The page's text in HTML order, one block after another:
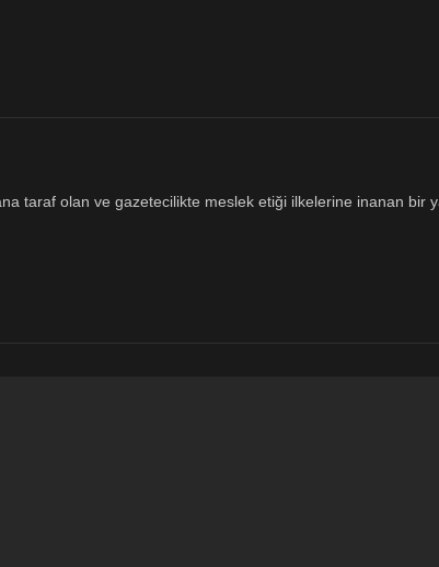
taraf olan ve gazetecilikte meslek etiği ilkelerine inanan bir